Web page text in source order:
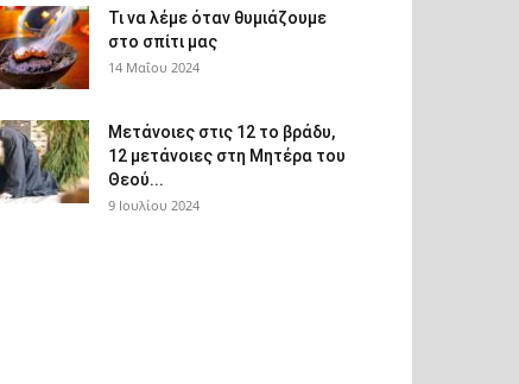
Τι να λέμε όταν θυμιάζουμε
στο σπίτι μας
14 Μαΐου 2024
Μετάνοιες στις 12 το βράδυ,
12 μετάνοιες στη Μητέρα του
Θεού...
9 Ιουλίου 2024